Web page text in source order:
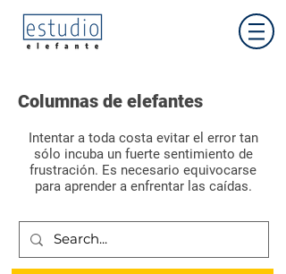
Columnas de elefantes
Intentar a toda costa evitar el error tan
sólo incuba un fuerte sentimiento de
frustración. Es necesario equivocarse
para aprender a enfrentar las caídas.